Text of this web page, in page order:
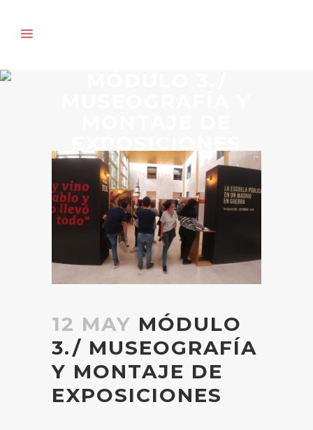
12 MAY MÓDULO
3./ MUSEOGRAFÍA
Y MONTAJE DE
EXPOSICIONES